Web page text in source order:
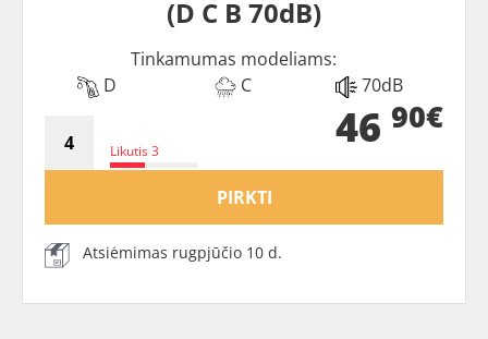
(D C B 70dB)
Tinkamumas modeliams:
D
C 70dB
Likutis 3 46 90€
PIRKTI
Atsiėmimas rugpjūčio 10 d.